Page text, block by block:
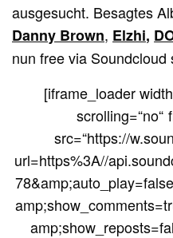
ausgesucht. Besagtes
Danny Brown, Elzhi,
nun free via
[iframe_loader
scrolling=“no“
src=“https://
url=https%3A//